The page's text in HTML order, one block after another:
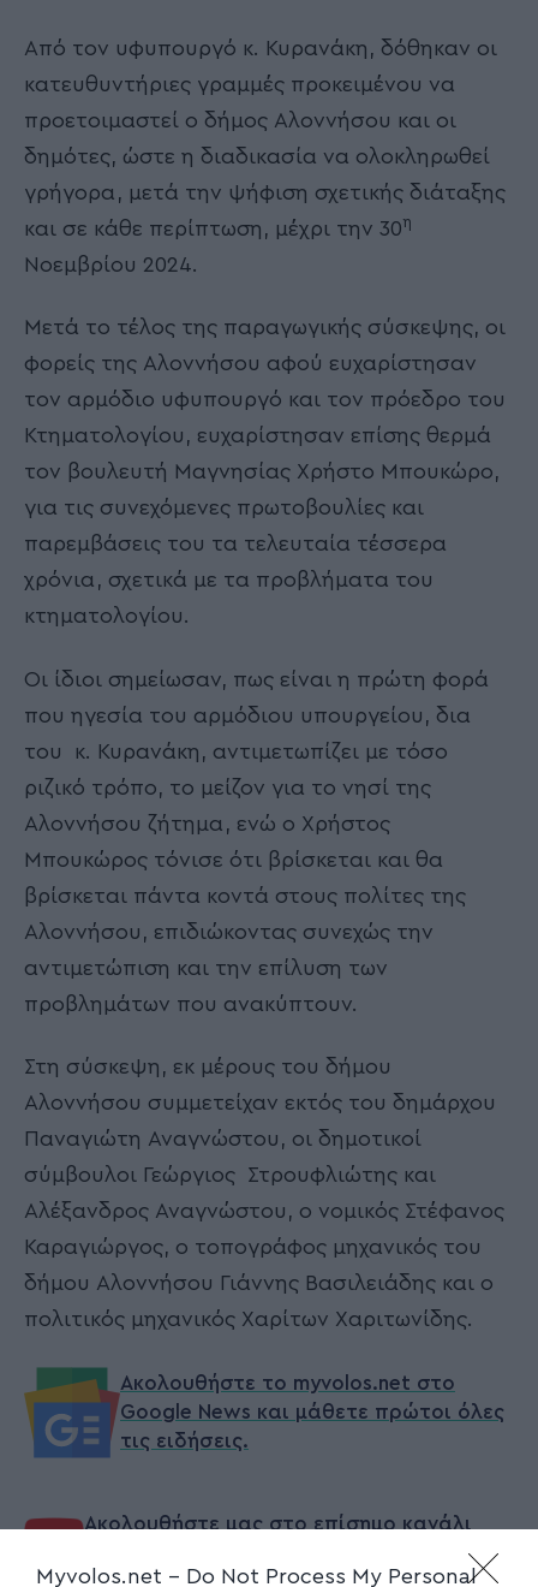
Myvolos.net - Do Not Process My Personal
Από τον υφυπουργό κ. Κυρανάκη, δόθηκαν οι
κατευθυντήριες γραμμές προκειμένου να
προετοιμαστεί ο δήμος Αλοννήσου και οι
δημότες, ώστε η διαδικασία να ολοκληρωθεί
γρήγορα, μετά την ψήφιση σχετικής διάταξης
και σε κάθε περίπτωση, μέχρι την 30η
Νοεμβρίου 2024.
Μετά το τέλος της παραγωγικής σύσκεψης, οι
φορείς της Αλοννήσου αφού ευχαρίστησαν
τον αρμόδιο υφυπουργό και τον πρόεδρο του
Κτηματολογίου, ευχαρίστησαν επίσης θερμά
τον βουλευτή Μαγνησίας Χρήστο Μπουκώρο,
για τις συνεχόμενες πρωτοβουλίες και
παρεμβάσεις του τα τελευταία τέσσερα
χρόνια, σχετικά με τα προβλήματα του
κτηματολογίου.
Οι ίδιοι σημείωσαν, πως είναι η πρώτη φορά
που ηγεσία του αρμόδιου υπουργείου, δια
του κ. Κυρανάκη, αντιμετωπίζει με τόσο
ριζικό τρόπο, το μείζον για το νησί της
Αλοννήσου ζήτημα, ενώ ο Χρήστος
Μπουκώρος τόνισε ότι βρίσκεται και θα
βρίσκεται πάντα κοντά στους πολίτες της
Αλοννήσου, επιδιώκοντας συνεχώς την
αντιμετώπιση και την επίλυση των
προβλημάτων που ανακύπτουν.
Στη σύσκεψη, εκ μέρους του δήμου
Αλοννήσου συμμετείχαν εκτός του δημάρχου
Παναγιώτη Αναγνώστου, οι δημοτικοί
σύμβουλοι Γεώργιος Στρουφλιώτης και
Αλέξανδρος Αναγνώστου, ο νομικός Στέφανος
Καραγιώργος, ο τοπογράφος μηχανικός του
δήμου Αλοννήσου Γιάννης Βασιλειάδης και ο
πολιτικός μηχανικός Χαρίτων Χαριτωνίδης.
Ακολουθήστε το myvolos.net στο
Google News και μάθετε πρώτοι όλες
τις ειδήσεις.
Ακολουθήστε μας στο επίσημο κανάλι